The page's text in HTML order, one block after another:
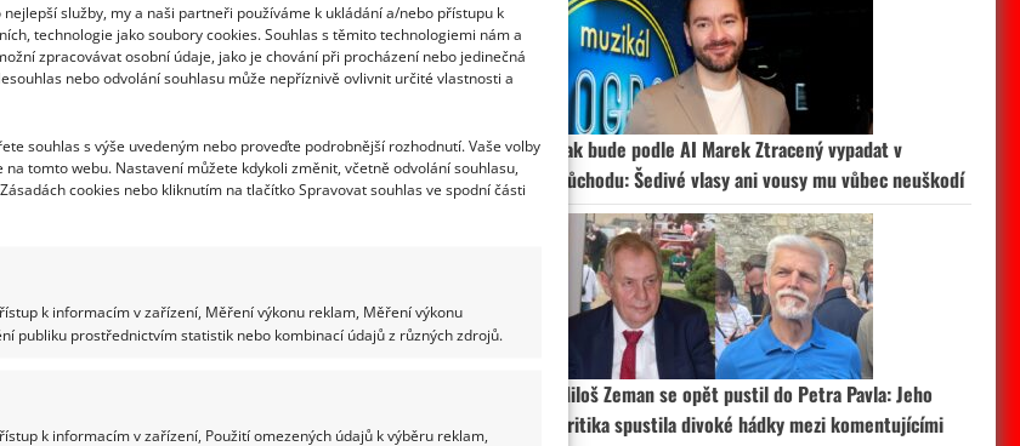
služby, my a naši partneři používáme k ukládání a/nebo přístupu k
technologie jako soubory cookies. Souhlas s těmito technologiemi nám a
zpracovávat osobní údaje, jako je chování při procházení nebo jedinečná
nebo odvolání souhlasu může nepříznivě ovlivnit určité vlastnosti a
souhlas s výše uvedeným nebo proveďte podrobnější rozhodnutí. Vaše volby
na tomto webu. Nastavení můžete kdykoli změnit, včetně odvolání souhlasu,
cookies nebo kliknutím na tlačítko Spravovat souhlas ve spodní části
k informacím v zařízení, Měření výkonu reklam, Měření výkonu
publiku prostřednictvím statistik nebo kombinací údajů z různých zdrojů.
k informacím v zařízení, Použití omezených údajů k výběru reklam,
Jak bude podle AI Marek Ztracený vypadat v
důchodu: Šedivé vlasy ani vousy mu vůbec neuškodí
Miloš Zeman se opět pustil do Petra Pavla: Jeho
kritika spustila divoké hádky mezi komentujícími